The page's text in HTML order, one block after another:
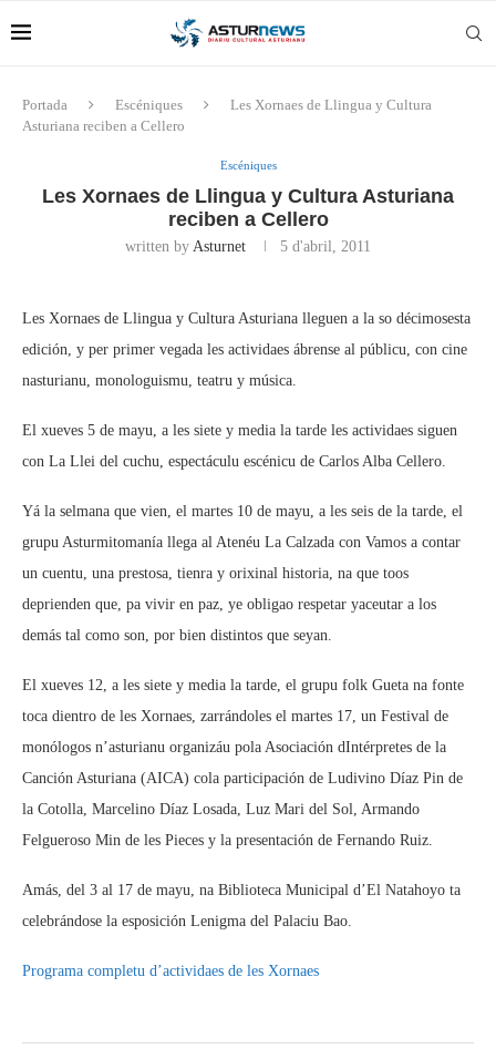
Portada Escéniques
Les Xornaes de Llingua y Cultura
Asturiana reciben a Cellero
Escéniques
Les Xornaes de Llingua y Cultura Asturiana
reciben a Cellero
written by Asturnet 5 d'abril, 2011
Les Xornaes de Llingua y Cultura Asturiana lleguen a la so décimosesta
edición, y per primer vegada les actividaes ábrense al públicu, con cine
nasturianu, monologuismu, teatru y música.
El xueves 5 de mayu, a les siete y media la tarde les actividaes siguen
con La Llei del cuchu, espectáculu escénicu de Carlos Alba Cellero.
Yá la selmana que vien, el martes 10 de mayu, a les seis de la tarde, el
grupu Asturmitomanía llega al Atenéu La Calzada con Vamos a contar
un cuentu, una prestosa, tienra y orixinal historia, na que toos
deprienden que, pa vivir en paz, ye obligao respetar yaceutar a los
demás tal como son, por bien distintos que seyan.
El xueves 12, a les siete y media la tarde, el grupu folk Gueta na fonte
toca dientro de les Xornaes, zarrándoles el martes 17, un Festival de
monólogos n’asturianu organizáu pola Asociación dIntérpretes de la
Canción Asturiana (AICA) cola participación de Ludivino Díaz Pin de
la Cotolla, Marcelino Díaz Losada, Luz Mari del Sol, Armando
Felgueroso Min de les Pieces y la presentación de Fernando Ruiz.
Amás, del 3 al 17 de mayu, na Biblioteca Municipal d’El Natahoyo ta
celebrándose la esposición Lenigma del Palaciu Bao.
Programa completu d’actividaes de les Xornaes